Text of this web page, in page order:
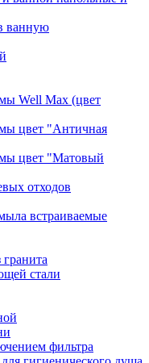
ванную
Well Max (цвет
цвет "Античная
цвет "Матовый
отходов
встраиваемые
стали
фильтра